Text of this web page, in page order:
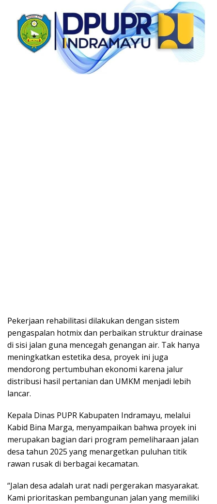
Pekerjaan rehabilitasi dilakukan dengan sistem
pengaspalan hotmix dan perbaikan struktur drainase
di sisi jalan guna mencegah genangan air. Tak hanya
meningkatkan estetika desa, proyek ini juga
mendorong pertumbuhan ekonomi karena jalur
distribusi hasil pertanian dan UMKM menjadi lebih
lancar.
Kepala Dinas PUPR Kabupaten Indramayu, melalui
Kabid Bina Marga, menyampaikan bahwa proyek ini
merupakan bagian dari program pemeliharaan jalan
desa tahun 2025 yang menargetkan puluhan titik
rawan rusak di berbagai kecamatan.
“Jalan desa adalah urat nadi pergerakan masyarakat.
Kami prioritaskan pembangunan jalan yang memiliki